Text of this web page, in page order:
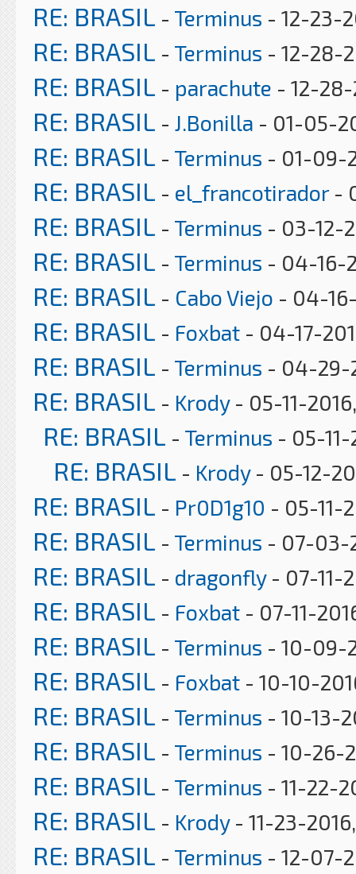
RE: BRASIL - Terminus - 12-23-
RE: BRASIL - Terminus - 12-28-
RE: BRASIL - parachute - 12-28-
RE: BRASIL - J.Bonilla - 01-05-
RE: BRASIL - Terminus - 01-09-
RE: BRASIL - el_francotirador-
RE: BRASIL - Terminus - 03-12-
RE: BRASIL - Terminus - 04-16-
RE: BRASIL - Cabo Viejo - 04-
RE: BRASIL - Foxbat - 04-17-
RE: BRASIL - Terminus - 04-29-
RE: BRASIL - Krody- 05-11-
RE: BRASIL - Terminus - 05-
RE: BRASIL - Krody- 05-12-
RE: BRASIL - Pr0D1g10 - 05-11-
RE: BRASIL - Terminus - 07-03-
RE: BRASIL - dragonfly- 07-11-
RE: BRASIL - Foxbat - 07-11-
RE: BRASIL - Terminus - 10-09-
RE: BRASIL - Foxbat - 10-10-
RE: BRASIL - Terminus - 10-13-
RE: BRASIL - Terminus - 10-26-
RE: BRASIL - Terminus - 11-22-
RE: BRASIL - Krody- 11-23-
RE: BRASIL - Terminus - 12-07-